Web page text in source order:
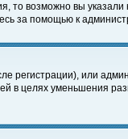
возможно вы
за помощью к
или
в целях уменьшения